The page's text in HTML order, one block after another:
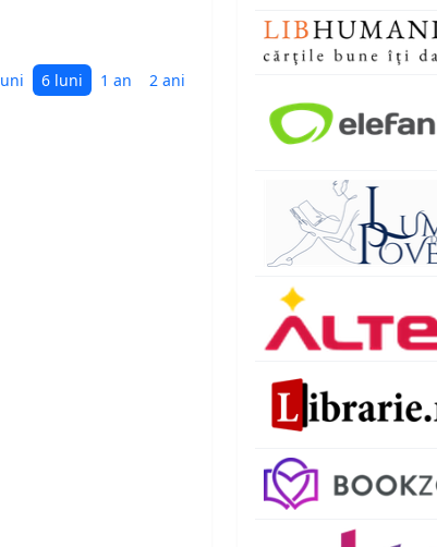
6 luni 1 an 2 ani